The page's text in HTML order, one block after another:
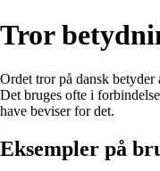
Tror
Ordet tror på dansk
Det bruges ofte i
have beviser for det.
Eksempler på